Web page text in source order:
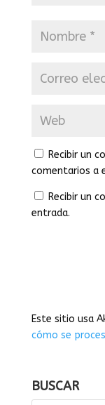
Recibir un
comentarios a
Recibir un
entrada.
Este sitio usa
cómo se
BUSCAR